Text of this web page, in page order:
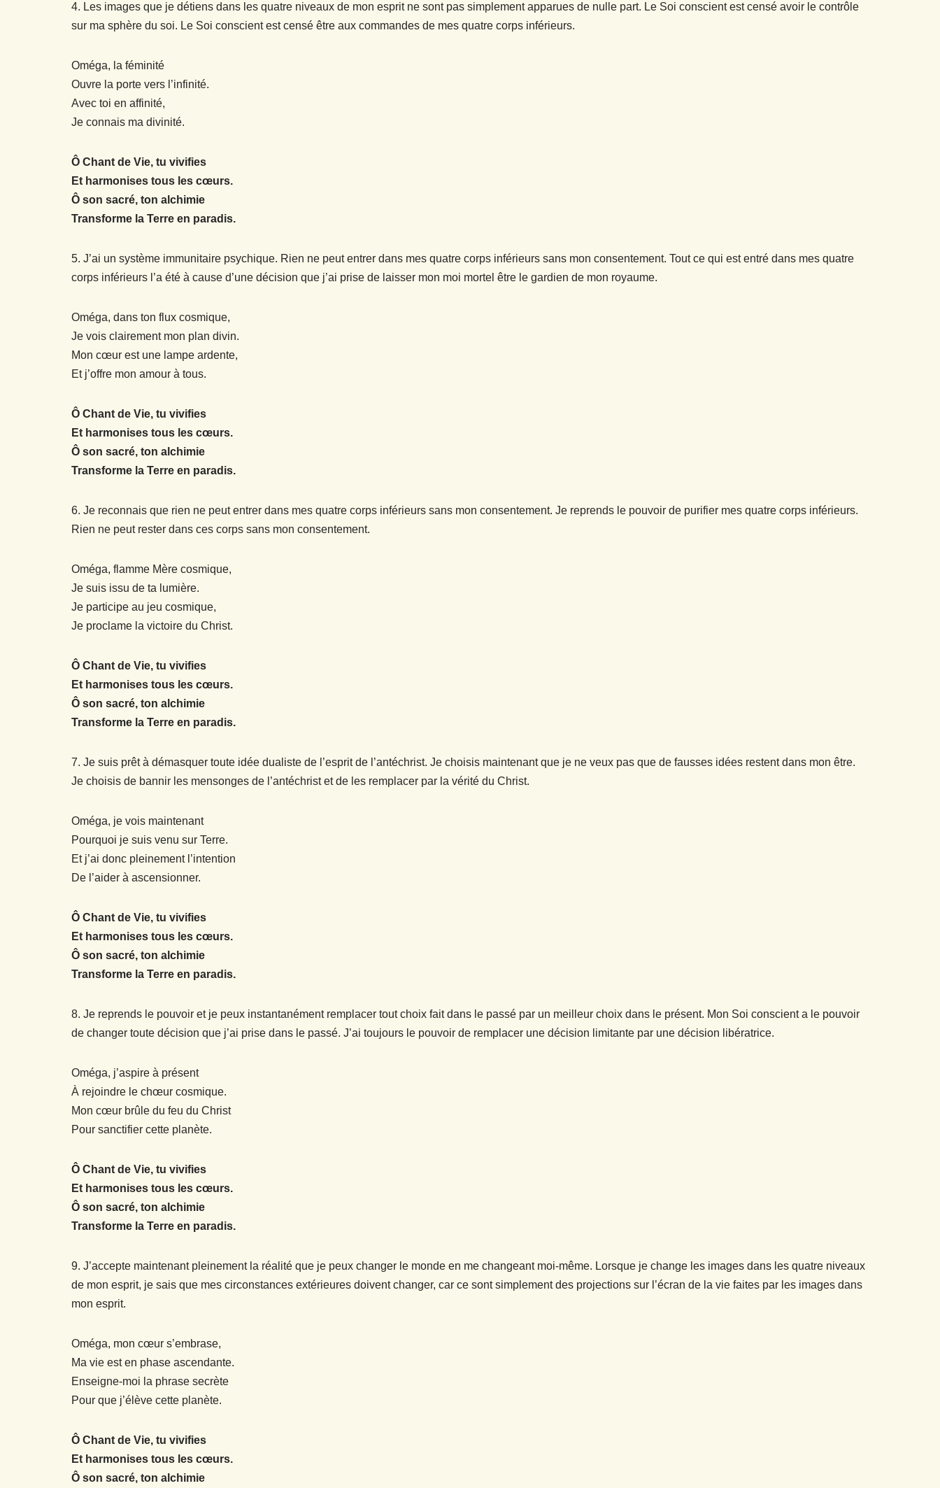
4. Les images que je détiens dans les quatre niveaux de mon esprit ne sont pas simplement apparues de nulle part. Le Soi conscient est censé avoir le contrôle
sur ma sphère du soi. Le Soi conscient est censé être aux commandes de mes quatre corps inférieurs.
Oméga, la féminité
Ouvre la porte vers l’infinité.
Avec toi en affinité,
Je connais ma divinité.
Ô Chant de Vie, tu vivifies
Et harmonises tous les cœurs.
Ô son sacré, ton alchimie
Transforme la Terre en paradis.
5. J’ai un système immunitaire psychique. Rien ne peut entrer dans mes quatre corps inférieurs sans mon consentement. Tout ce qui est entré dans mes quatre
corps inférieurs l’a été à cause d’une décision que j’ai prise de laisser mon moi mortel être le gardien de mon royaume.
Oméga, dans ton flux cosmique,
Je vois clairement mon plan divin.
Mon cœur est une lampe ardente,
Et j’offre mon amour à tous.
Ô Chant de Vie, tu vivifies
Et harmonises tous les cœurs.
Ô son sacré, ton alchimie
Transforme la Terre en paradis.
6. Je reconnais que rien ne peut entrer dans mes quatre corps inférieurs sans mon consentement. Je reprends le pouvoir de purifier mes quatre corps inférieurs.
Rien ne peut rester dans ces corps sans mon consentement.
Oméga, flamme Mère cosmique,
Je suis issu de ta lumière.
Je participe au jeu cosmique,
Je proclame la victoire du Christ.
Ô Chant de Vie, tu vivifies
Et harmonises tous les cœurs.
Ô son sacré, ton alchimie
Transforme la Terre en paradis.
7. Je suis prêt à démasquer toute idée dualiste de l’esprit de l’antéchrist. Je choisis maintenant que je ne veux pas que de fausses idées restent dans mon être.
Je choisis de bannir les mensonges de l’antéchrist et de les remplacer par la vérité du Christ.
Oméga, je vois maintenant
Pourquoi je suis venu sur Terre.
Et j’ai donc pleinement l’intention
De l’aider à ascensionner.
Ô Chant de Vie, tu vivifies
Et harmonises tous les cœurs.
Ô son sacré, ton alchimie
Transforme la Terre en paradis.
8. Je reprends le pouvoir et je peux instantanément remplacer tout choix fait dans le passé par un meilleur choix dans le présent. Mon Soi conscient a le pouvoir
de changer toute décision que j’ai prise dans le passé. J’ai toujours le pouvoir de remplacer une décision limitante par une décision libératrice.
Oméga, j’aspire à présent
À rejoindre le chœur cosmique.
Mon cœur brûle du feu du Christ
Pour sanctifier cette planète.
Ô Chant de Vie, tu vivifies
Et harmonises tous les cœurs.
Ô son sacré, ton alchimie
Transforme la Terre en paradis.
9. J’accepte maintenant pleinement la réalité que je peux changer le monde en me changeant moi-même. Lorsque je change les images dans les quatre niveaux
de mon esprit, je sais que mes circonstances extérieures doivent changer, car ce sont simplement des projections sur l’écran de la vie faites par les images dans
mon esprit.
Oméga, mon cœur s’embrase,
Ma vie est en phase ascendante.
Enseigne-moi la phrase secrète
Pour que j’élève cette planète.
Ô Chant de Vie, tu vivifies
Et harmonises tous les cœurs.
Ô son sacré, ton alchimie